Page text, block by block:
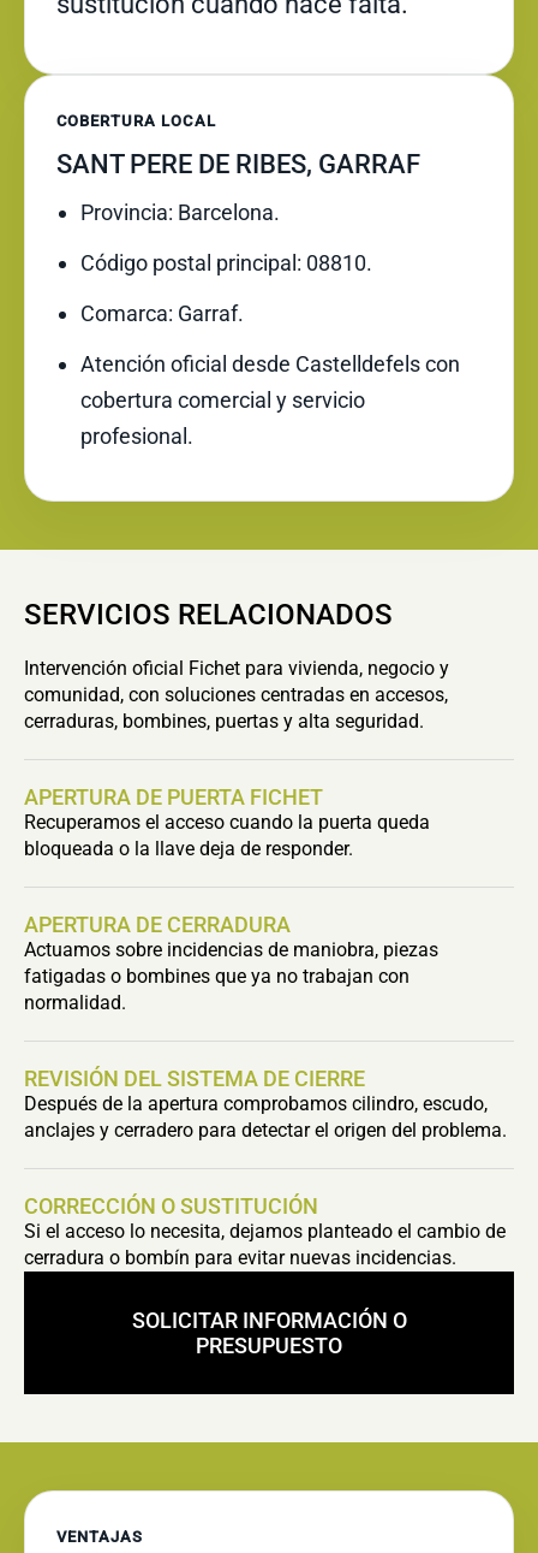
COBERTURA LOCAL
SANT PERE DE RIBES, GARRAF
Provincia: Barcelona.
Código postal principal: 08810.
Comarca: Garraf.
Atención oficial desde Castelldefels con
cobertura comercial y servicio
profesional.
SERVICIOS RELACIONADOS
Intervención oficial Fichet para vivienda, negocio y
comunidad, con soluciones centradas en accesos,
cerraduras, bombines, puertas y alta seguridad.
APERTURA DE PUERTA FICHET
Recuperamos el acceso cuando la puerta queda
bloqueada o la llave deja de responder.
APERTURA DE CERRADURA
Actuamos sobre incidencias de maniobra, piezas
fatigadas o bombines que ya no trabajan con
normalidad.
REVISIÓN DEL SISTEMA DE CIERRE
Después de la apertura comprobamos cilindro, escudo,
anclajes y cerradero para detectar el origen del problema.
CORRECCIÓN O SUSTITUCIÓN
Si el acceso lo necesita, dejamos planteado el cambio de
cerradura o bombín para evitar nuevas incidencias.
SOLICITAR INFORMACIÓN O
PRESUPUESTO
VENTAJAS